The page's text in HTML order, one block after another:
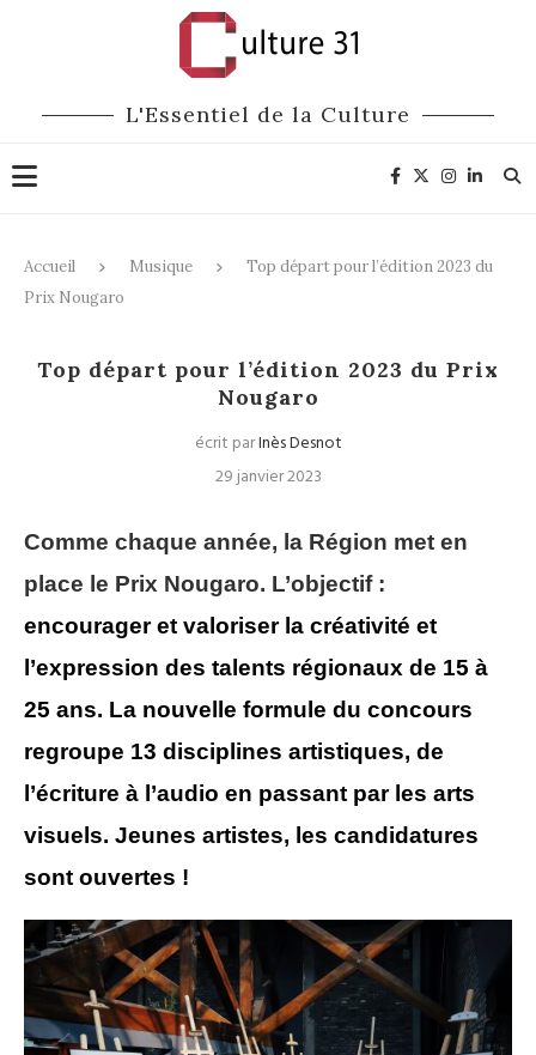
L'Essentiel de la Culture
Accueil Musique
Top départ pour l’édition 2023 du
Prix Nougaro
Top départ pour l’édition 2023 du Prix
Nougaro
écrit parInès Desnot
29 janvier 2023
Comme chaque année, la Région met en
place le Prix Nougaro. L’objectif :
encourageret valoriserla créativité et
l’expression des talents régionaux de 15 à
25 ans. La nouvelle formule du concours
regroupe 13 disciplines artistiques, de
l’écriture à l’audio en passant par les arts
visuels. Jeunes artistes, les candidatures
sont ouvertes !